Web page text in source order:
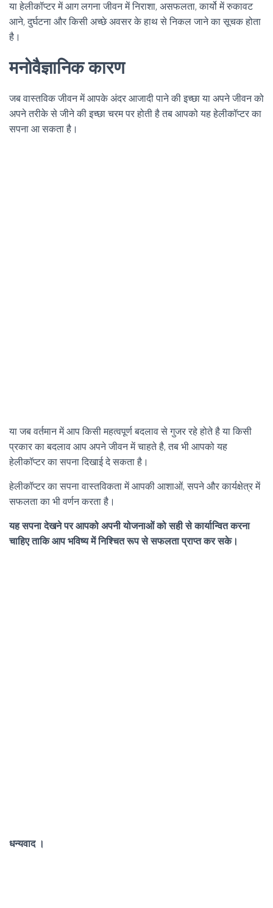
या हेलीकॉप्टर में आग लगना जीवन में निराशा, असफलता, कार्यो में रुकावट
आने, दुर्घटना और किसी अच्छे अवसर के हाथ से निकल जाने का सूचक होता
है।
मनोवैज्ञानिक कारण
जब वास्तविक जीवन में आपके अंदर आजादी पाने की इच्छा या अपने जीवन को
अपने तरीके से जीने की इच्छा चरम पर होती है तब आपको यह हेलीकॉप्टर का
सपना आ सकता है।
या जब वर्तमान में आप किसी महत्वपूर्ण बदलाव से गुजर रहे होते है या किसी
प्रकार का बदलाव आप अपने जीवन में चाहते है, तब भी आपको यह
हेलीकॉप्टर का सपना दिखाई दे सकता है।
हेलीकॉप्टर का सपना वास्तविकता में आपकी आशाओं, सपने और कार्यक्षेत्र में
सफलता का भी वर्णन करता है।
यह सपना देखने पर आपको अपनी योजनाओं को सही से कार्यान्वित करना
चाहिए ताकि आप भविष्य में निश्चित रूप से सफलता प्राप्त कर सके।
धन्यवाद ।